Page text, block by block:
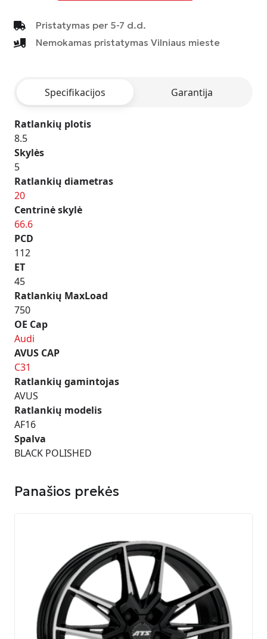
-
AF16
-
Pristatymas per 5-7 d.d.
Nemokamas pristatymas Vilniaus mieste
Specifikacijos Garantija
Ratlankių plotis
8.5
Skylės
5
Ratlankių diametras
20
Centrinė skylė
66.6
PCD
112
ET
45
Ratlankių MaxLoad
750
OE Cap
Audi
AVUS CAP
C31
Ratlankių gamintojas
AVUS
Ratlankių modelis
AF16
Spalva
BLACK POLISHED
Panašios prekės